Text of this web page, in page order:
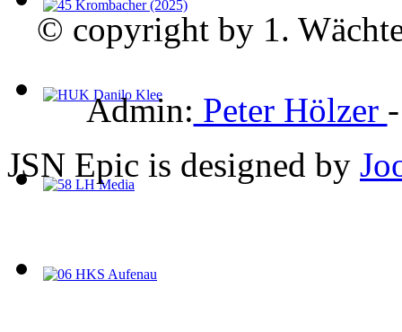
© copyright by 1.
Admin: Peter Hölzer
JSN Epic is designed by